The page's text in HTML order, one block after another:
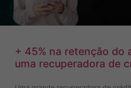
+ 45% na retenção do
uma recuperadora de